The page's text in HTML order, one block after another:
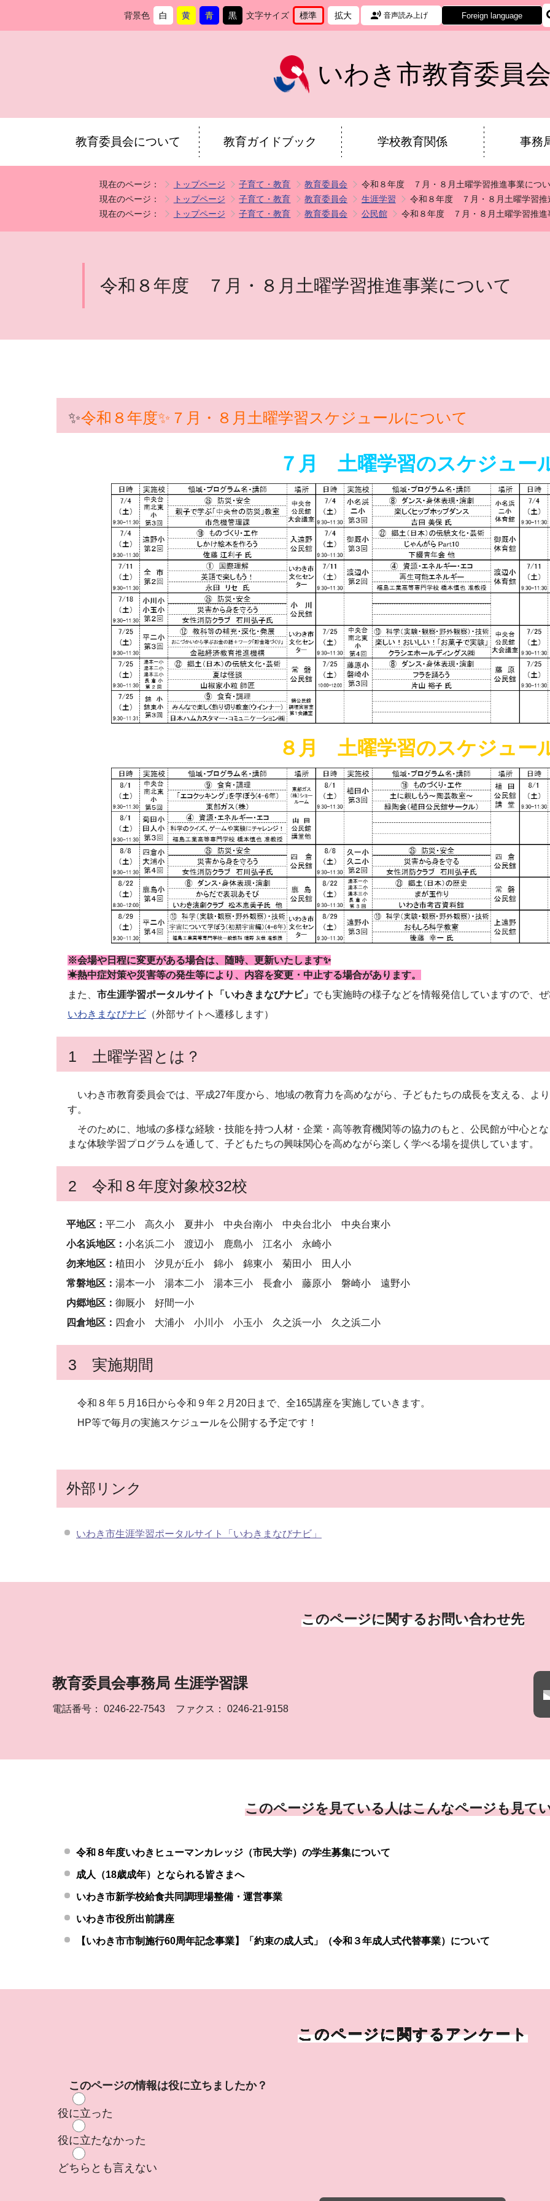
背景色
背
白
に
背
黄
に
背
青
に
背
黒
に
文字サイズ
文
イ
ズ
を
標準
に
文
ズ
拡大
に
音声読み上げ Foreign language
いわき市教育委員
教育委員会について 教育ガイドブック 学校教育関係 事務
現在のページ： トップページ 子育て・教育 教育委員会
令和８年度 ７月・８月土曜学習推進事業につ
現在のページ：
トップページ 子育て・教育 教育委員会 生涯学習
令和８年度 ７月・８月土曜学習推
現在のページ：
トップページ 子育て・教育 教育委員会 公民館 令和８年度 ７月・８月土曜学習推進
令和８年度 ７月・８月土曜学習推進事業について
✨令和８年度✨７月・８月土曜学習スケジュールについて
７月 土曜学習のスケジュー
８月 土曜学習のスケジュー
※会場や日程に変更がある場合は、随時、更新いたします✨
☀熱中症対策や災害等の発生等により、内容を変更・中止する場合があります。
また、 市生涯学習ポータルサイト「いわきまなびナビ」 でも実施時の様子などを情報発信していますので、
いわきまなびナビ （外部サイトへ遷移します）
1 土曜学習とは？
いわき市教育委員会では、平成27年度から、地域の教育力を高めながら、子どもたちの成長を支える、よ
す。
そのために、地域の多様な経験・技能を持つ人材・企業・高等教育機関等の協力のもと、公民館が中心と
まな体験学習プログラムを通して、子どもたちの興味関心を高めながら楽しく学べる場を提供しています。
2 令和８年度対象校32校
平地区： 平二小 高久小 夏井小 中央台南小 中央台北小 中央台東小
小名浜地区： 小名浜二小 渡辺小 鹿島小 江名小 永崎小
勿来地区： 植田小 汐見が丘小 錦小 錦東小 菊田小 田人小
常磐地区： 湯本一小 湯本二小 湯本三小 長倉小 藤原小 磐崎小 遠野小
内郷地区： 御厩小 好間一小
四倉地区： 四倉小 大浦小 小川小 小玉小 久之浜一小 久之浜二小
3 実施期間
令和８年５月16日から令和９年２月20日まで、全165講座を実施していきます。
HP等で毎月の実施スケジュールを公開する予定です！
外部リンク
いわき市生涯学習ポータルサイト「いわきまなびナビ」
このページに関するお問い合わせ先
教育委員会事務局 生涯学習課
電話番号： 0246-22-7543 ファクス： 0246-21-9158
このページを見ている人はこんなページも見て
令和８年度いわきヒューマンカレッジ（市民大学）の学生募集について
成人（18歳成年）となられる皆さまへ
いわき市新学校給食共同調理場整備・運営事業
いわき市役所出前講座
【いわき市市制施行60周年記念事業】「約束の成人式」（令和３年成人式代替事業）について
このページに関するアンケート
このページの情報は役に立ちましたか？
役に立った
役に立たなかった
どちらとも言えない